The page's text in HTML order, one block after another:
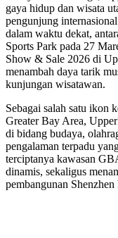
gaya hidup dan wisata
pengunjung
dalam waktu dekat,
Sports Park pada 27
Show & Sale 2026 di
menambah daya tarik
kunjungan wisatawan.
Sebagai salah satu ikon
Greater Bay Area,
di bidang budaya,
pengalaman terpadu
terciptanya kawasan
dinamis, sekaligus
pembangunan